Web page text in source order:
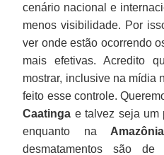
cenário nacional e
menos visibilidade. Por
ver onde estão ocorrendo
mais efetivas. Acredito
mostrar, inclusive na mídia
feito esse controle.
Caatinga e talvez seja um
enquanto na Amazônia
desmatamentos são de